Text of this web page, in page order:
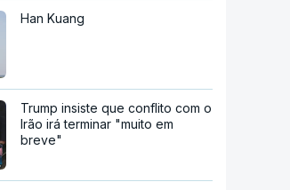
Han Kuang
Trump insiste que conflito com o
Irão irá terminar "muito em
breve"